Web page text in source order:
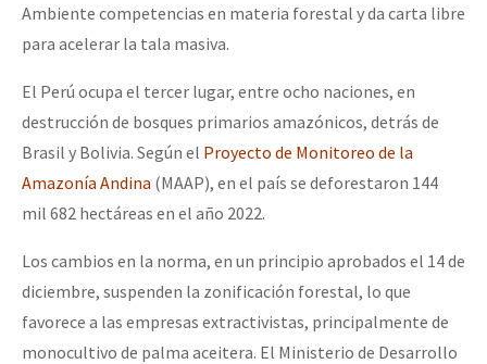
Ambiente competencias en materia forestal y da carta libre
para acelerar la tala masiva.
El Perú ocupa el tercer lugar, entre ocho naciones, en
destrucción de bosques primarios amazónicos, detrás de
Brasil y Bolivia. Según el Proyecto de Monitoreo de la
Amazonía Andina (MAAP), en el país se deforestaron 144
mil 682 hectáreas en el año 2022.
Los cambios en la norma, en un principio aprobados el 14 de
diciembre, suspenden la zonificación forestal, lo que
favorece a las empresas extractivistas, principalmente de
monocultivo de palma aceitera. El Ministerio de Desarrollo